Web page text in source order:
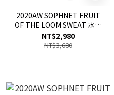
2020AW SOPHNET FRUIT
OF THE LOOM SWEAT 水果
帽T 保暖 現貨
NT$2,980
NT$3,680